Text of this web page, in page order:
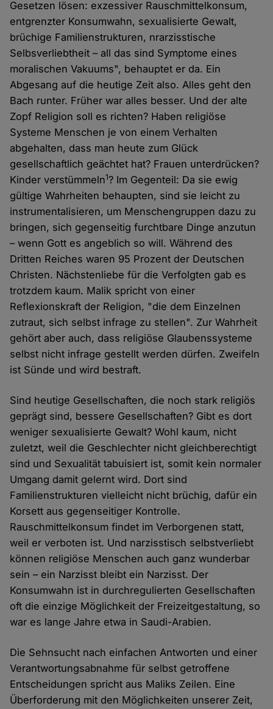
Gesetzen lösen: exzessiver Rauschmittelkonsum,
entgrenzter Konsumwahn, sexualisierte Gewalt,
brüchige Familienstrukturen, nrarzisstische
Selbsverliebtheit – all das sind Symptome eines
moralischen Vakuums", behauptet er da. Ein
Abgesang auf die heutige Zeit also. Alles geht den
Bach runter. Früher war alles besser. Und der alte
Zopf Religion soll es richten? Haben religiöse
Systeme Menschen je von einem Verhalten
abgehalten, dass man heute zum Glück
gesellschaftlich geächtet hat? Frauen unterdrücken?
Kinder verstümmeln1? Im Gegenteil: Da sie ewig
gültige Wahrheiten behaupten, sind sie leicht zu
instrumentalisieren, um Menschengruppen dazu zu
bringen, sich gegenseitig furchtbare Dinge anzutun
– wenn Gott es angeblich so will. Während des
Dritten Reiches waren 95 Prozent der Deutschen
Christen. Nächstenliebe für die Verfolgten gab es
trotzdem kaum. Malik spricht von einer
Reflexionskraft der Religion, "die dem Einzelnen
zutraut, sich selbst infrage zu stellen". Zur Wahrheit
gehört aber auch, dass religiöse Glaubenssysteme
selbst nicht infrage gestellt werden dürfen. Zweifeln
ist Sünde und wird bestraft.
Sind heutige Gesellschaften, die noch stark religiös
geprägt sind, bessere Gesellschaften? Gibt es dort
weniger sexualisierte Gewalt? Wohl kaum, nicht
zuletzt, weil die Geschlechter nicht gleichberechtigt
sind und Sexualität tabuisiert ist, somit kein normaler
Umgang damit gelernt wird. Dort sind
Familienstrukturen vielleicht nicht brüchig, dafür ein
Korsett aus gegenseitiger Kontrolle.
Rauschmittelkonsum findet im Verborgenen statt,
weil er verboten ist. Und narzisstisch selbstverliebt
können religiöse Menschen auch ganz wunderbar
sein – ein Narzisst bleibt ein Narzisst. Der
Konsumwahn ist in durchregulierten Gesellschaften
oft die einzige Möglichkeit der Freizeitgestaltung, so
war es lange Jahre etwa in Saudi-Arabien.
Die Sehnsucht nach einfachen Antworten und einer
Verantwortungsabnahme für selbst getroffene
Entscheidungen spricht aus Maliks Zeilen. Eine
Überforderung mit den Möglichkeiten unserer Zeit,